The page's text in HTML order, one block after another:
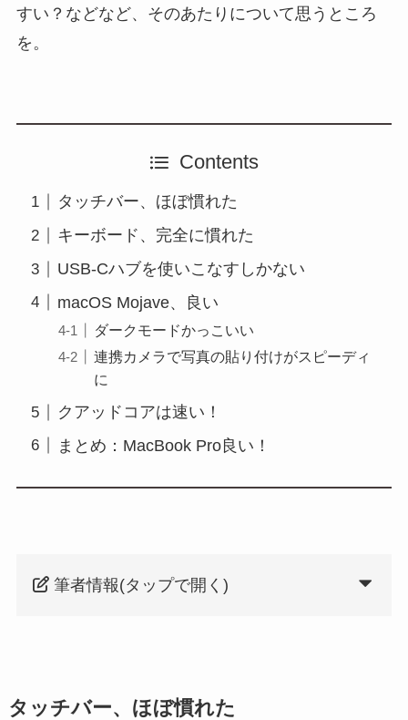
すい？などなど、そのあたりについて思うところ
を。
Contents
タッチバー、ほぼ慣れた
キーボード、完全に慣れた
USB-Cハブを使いこなすしかない
macOS Mojave、良い
ダークモードかっこいい
連携カメラで写真の貼り付けがスピーディ
に
クアッドコアは速い！
まとめ：MacBook Pro良い！
筆者情報(タップで開く)
タッチバー、ほぼ慣れた